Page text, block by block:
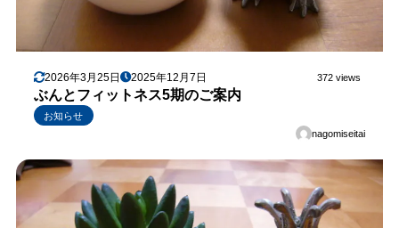
2026年3月25日 2025年12月7日 372 views
ぶんとフィットネス5期のご案内
お知らせ
nagomiseitai